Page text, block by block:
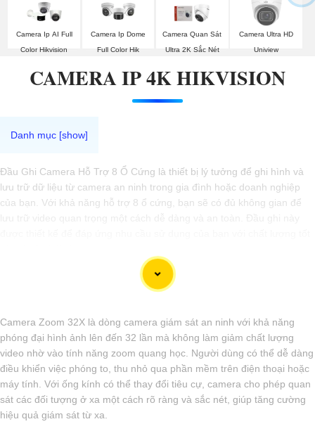
Camera Ip AI Full
Color Hikvision
Camera Ip Dome
Full Color Hik
Camera Quan Sát
Ultra 2K Sắc Nét
Camera Ultra HD
Uniview
CAMERA IP 4K HIKVISION
Đầu Ghi Camera Hỗ Trợ 8 Ổ Cứng là thiết bị lý tưởng để ghi hình và
lưu trữ dữ liệu từ camera an ninh trong gia đình hoặc doanh nghiệp
của bạn. Với khả năng hỗ trợ 8 ổ cứng, bạn sẽ có đủ không gian để
Nếu bạn đang tìm kiếm một đầu ghi camera hỗ trợ 8 ổ cứng chất
lượng giá rẻ, hãy xem xét tham khảo các sản phẩm từ các thương
hiệu uy tín trên thị trường như Hikvision, Dahua, Vantech... Đảm bảo
có đủ tính năng cần thiết như hỗ trợ độ phân giải cao, tính năng ghi
hình liên tục/định tuyến, khả năng sao lưu dữ liệu dễ dàng.
Nhờ vào việc sử dụng đầu ghi camera hỗ trợ 8 ổ cứng, bạn sẽ có thể
giám sát tốt hơn và bảo vệ tài sản của mình một cách hiệu quả và an
toàn. Hãy lựa chọn sản phẩm phù hợp và đáng tin cậy để Hoàn toàn
tin cậy an ninh cho gia đình và công việc của bạn!
Camera Zoom 32X là dòng camera giám sát an ninh với khả năng
phóng đại hình ảnh lên đến 32 lần mà không làm giảm chất lượng
video nhờ vào tính năng zoom quang học. Người dùng có thể dễ dàng
điều khiển việc phóng to, thu nhỏ qua phần mềm trên điện thoại hoặc
máy tính. Với ống kính có thể thay đổi tiêu cự, camera cho phép quan
sát các đối tượng ở xa một cách rõ ràng và sắc nét, giúp tăng cường
hiệu quả giám sát từ xa.